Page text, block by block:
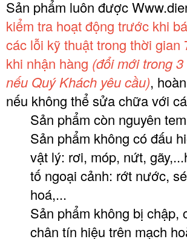
Sản phẩm luôn được
kiểm tra hoạt động trước khi
các lỗi kỹ thuật trong thời gian
khi nhận hàng (đổi mới trong
nếu Quý Khách yêu cầu),
nếu không thể sửa chữa với
Sản phẩm còn nguyên
Sản phẩm không có đấu
vật lý: rơi, móp, nứt,
tố ngoại cảnh: rớt nước,
hoá,...
Sản phẩm không bị chập,
chân tín hiệu trên mạch